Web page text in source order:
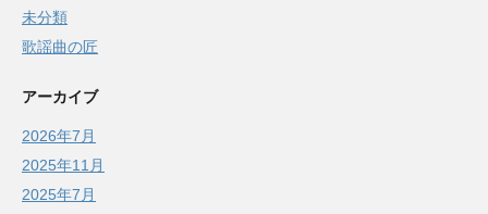
未分類
歌謡曲の匠
アーカイブ
2026年7月
2025年11月
2025年7月